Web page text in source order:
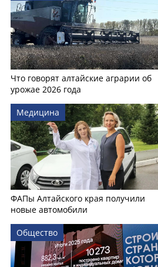
Что говорят алтайские аграрии об
урожае 2026 года
Медицина
ФАПы Алтайского края получили
новые автомобили
Общество